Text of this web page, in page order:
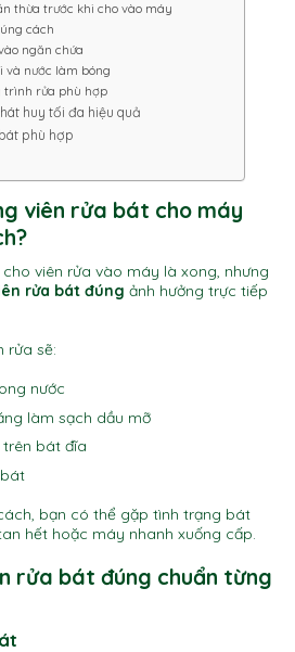
thừa trước khi cho vào máy
cách
ngăn chứa
và nước làm bóng
trình rửa phù hợp
huy tối đa hiệu quả
phù hợp
viên rửa bát cho máy
viên rửa vào máy là xong, nhưng
rửa bát đúng ảnh hưởng trực tiếp
rửa sẽ:
nước
làm sạch dầu mỡ
trên bát đĩa
bạn có thể gặp tình trạng bát
hết hoặc máy nhanh xuống cấp.
rửa bát đúng chuẩn từng